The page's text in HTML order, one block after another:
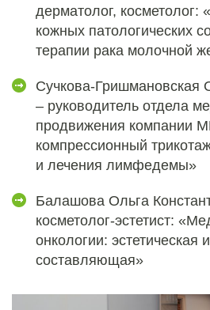
дерматолог, косметолог:
кожных патологических
терапии рака молочной
Сучкова-Гришмановская
– руководитель отдела
продвижения компании
компрессионный
и лечения лимфедемы»
Балашова Ольга
косметолог-эстетист:
онкологии: эстетическая
составляющая»